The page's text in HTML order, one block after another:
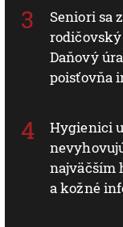
Seniori sa
Daňový
poisťovňa
Hygienici
najväčším
a kožné